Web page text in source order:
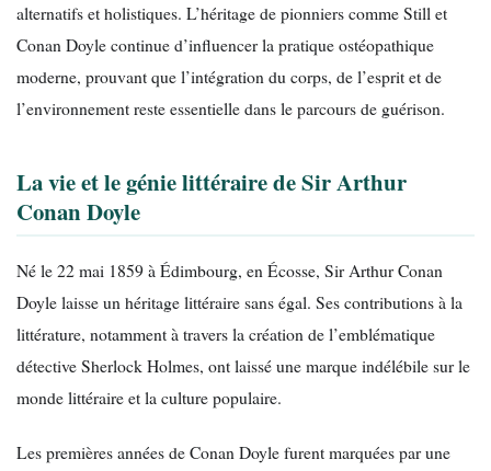
alternatifs et holistiques. L’héritage de pionniers comme Still et
Conan Doyle continue d’influencer la pratique ostéopathique
moderne, prouvant que l’intégration du corps, de l’esprit et de
l’environnement reste essentielle dans le parcours de guérison.
La vie et le génie littéraire de Sir Arthur
Conan Doyle
Né le 22 mai 1859 à Édimbourg, en Écosse, Sir Arthur Conan
Doyle laisse un héritage littéraire sans égal. Ses contributions à la
littérature, notamment à travers la création de l’emblématique
détective Sherlock Holmes, ont laissé une marque indélébile sur le
monde littéraire et la culture populaire.
Les premières années de Conan Doyle furent marquées par une